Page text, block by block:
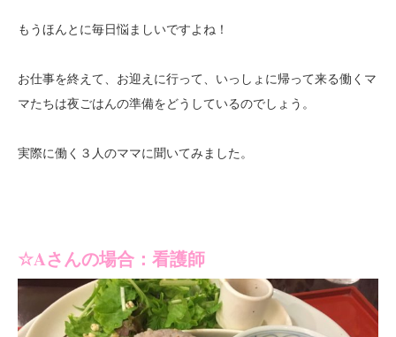
もうほんとに毎日悩ましいですよね！
お仕事を終えて、お迎えに行って、いっしょに帰って来る働くマ
マたちは夜ごはんの準備をどうしているのでしょう。
実際に働く３人のママに聞いてみました。
☆Aさんの場合：看護師